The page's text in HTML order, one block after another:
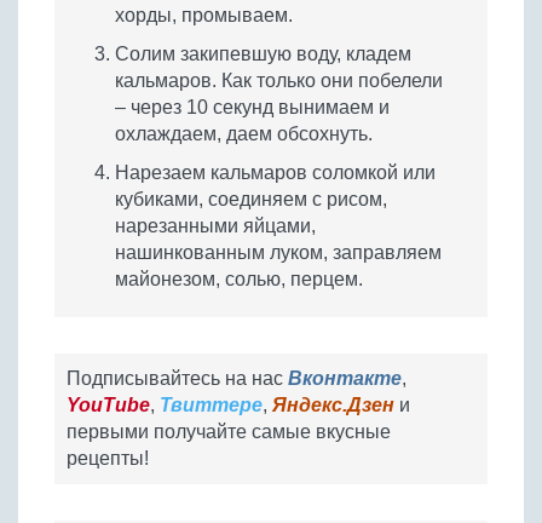
хорды, промываем.
Солим закипевшую воду, кладем
кальмаров. Как только они побелели
– через 10 секунд вынимаем и
охлаждаем, даем обсохнуть.
Нарезаем кальмаров соломкой или
кубиками, соединяем с рисом,
нарезанными яйцами,
нашинкованным луком, заправляем
майонезом, солью, перцем.
Подписывайтесь на нас Вконтакте,
YouTube, Твиттере, Яндекс.Дзен и
первыми получайте самые вкусные
рецепты!